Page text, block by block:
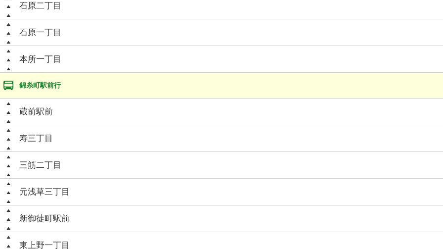
石原二丁目
石原一丁目
本所一丁目
錦糸町駅前行
蔵前駅前
寿三丁目
三筋二丁目
元浅草三丁目
新御徒町駅前
東上野一丁目